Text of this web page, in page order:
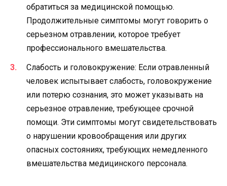
обратиться за медицинской помощью.
Продолжительные симптомы могут говорить о
серьезном отравлении, которое требует
профессионального вмешательства.
Слабость и головокружение: Если отравленный
человек испытывает слабость, головокружение
или потерю сознания, это может указывать на
серьезное отравление, требующее срочной
помощи. Эти симптомы могут свидетельствовать
о нарушении кровообращения или других
опасных состояниях, требующих немедленного
вмешательства медицинского персонала.